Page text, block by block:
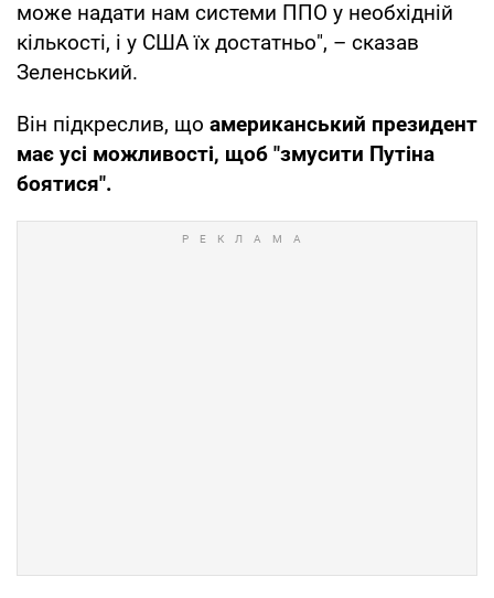
може надати нам системи ППО у необхідній
кількості, і у США їх достатньо", – сказав
Зеленський.
Він підкреслив, що американський президент
має усі можливості, щоб "змусити Путіна
боятися".